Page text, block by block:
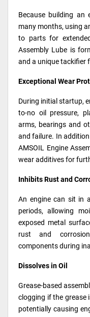
Because building
many months, using
to parts for
Assembly Lube is
and a unique tackifier
Exceptional Wear
During initial startup,
to-no oil pressure,
arms, bearings and
and failure. In
AMSOIL Engine
wear additives for
Inhibits Rust and
An engine can sit in
periods, allowing
exposed metal
rust and
components during
Dissolves in Oil
Grease-based
clogging if the
potentially causing